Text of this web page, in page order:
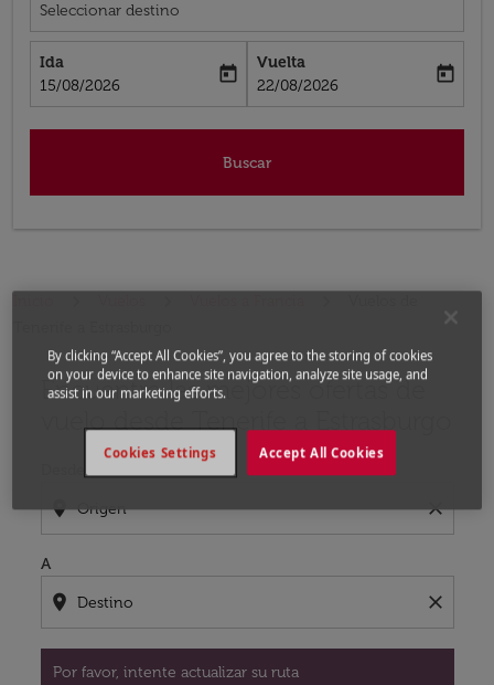
Seleccionar destino
Ida
fc-booking-departure-date-aria-label
15/08/2026
today
Vuelta
fc-booking-return-date-aria-label
22/08/2026
today
Buscar
Encuentre las mejores ofertas de
vuelo desde Tenerife a Estrasburgo
location_on close
A
location_on close
Por favor, intente actualizar su ruta
Por favor, intente actualizar su ruta (origen y / o
By clicking “Accept All Cookies”, you agree to the storing of cookies
on your device to enhance site navigation, analyze site usage, and
assist in our marketing efforts.
Accept All Cookies
Cookies Settings